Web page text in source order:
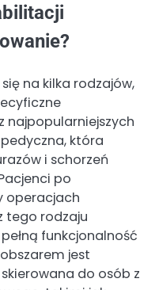
na kilka rodzajów,
najpopularniejszych
która
i schorzeń
po
operacjach
tego rodzaju
funkcjonalność
jest
do osób z